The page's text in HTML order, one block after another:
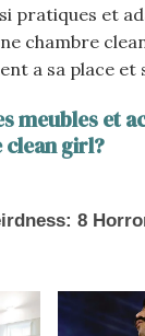
pratiques et
chambre
a sa place et
meubles et
clean girl?